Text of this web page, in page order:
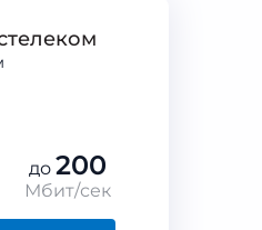
до 200
Мбит/сек